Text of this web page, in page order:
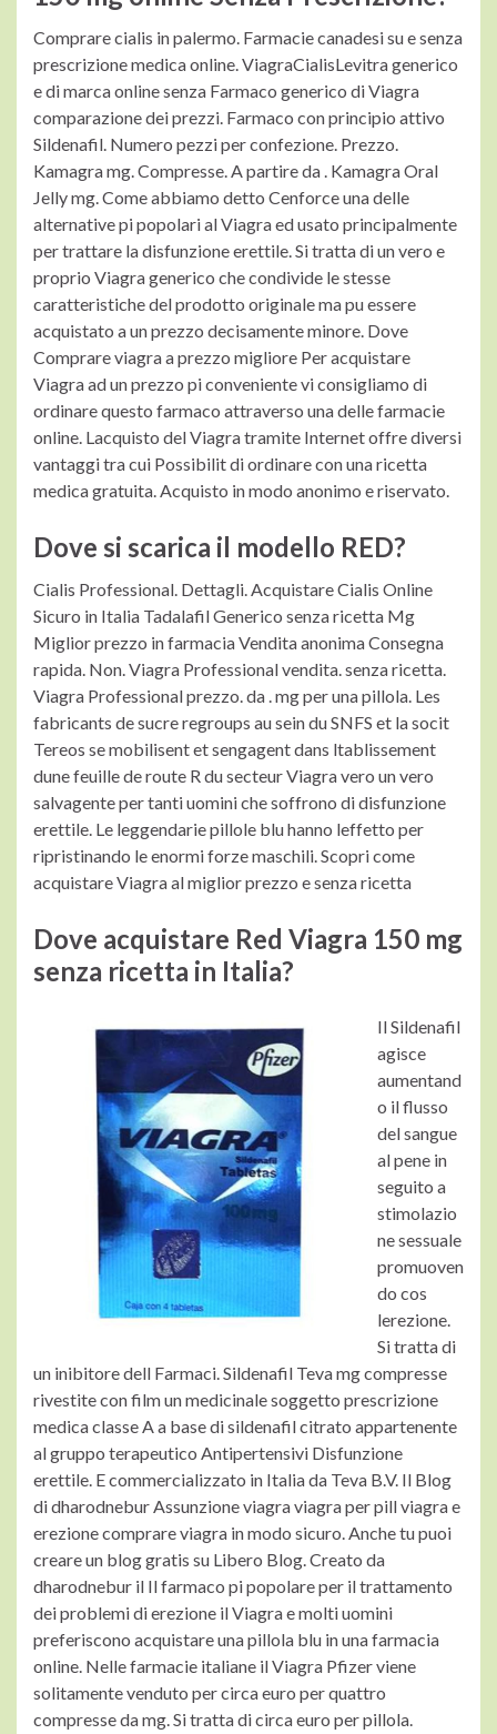
Comprare cialis in palermo. Farmacie canadesi sue senza
prescrizione medica online. ViagraCialisLevitra generico
e di marca online senza Farmaco generico di Viagra
comparazione dei prezzi. Farmaco con principio attivo
Sildenafil. Numero pezzi per confezione. Prezzo.
Kamagra mg. Compresse. A partire da . Kamagra Oral
Jelly mg. Come abbiamo detto Cenforce una delle
alternative pi popolari al Viagra ed usato principalmente
per trattare la disfunzione erettile. Si tratta di un vero e
proprio Viagra generico che condivide le stesse
caratteristiche del prodotto originale ma pu essere
acquistato a un prezzo decisamente minore. Dove
Comprare viagra a prezzo migliore Per acquistare
Viagra ad un prezzo pi conveniente vi consigliamo di
ordinare questo farmaco attraverso una delle farmacie
online. Lacquisto del Viagra tramite Internet offre diversi
vantaggi tra cui Possibilit di ordinare con una ricetta
medica gratuita. Acquisto in modo anonimo e riservato.
Dove si scarica il modello RED?
Cialis Professional. Dettagli. Acquistare Cialis Online
Sicuro in Italia Tadalafil Generico senza ricetta Mg
Miglior prezzo in farmacia Vendita anonima Consegna
rapida. Non. Viagra Professional vendita. senza ricetta.
Viagra Professional prezzo. da . mg per una pillola. Les
fabricants de sucre regroups au sein du SNFS et la socit
Tereos se mobilisent et sengagent dans ltablissement
dune feuille de route R du secteur Viagra vero un vero
salvagente per tanti uomini che soffrono di disfunzione
erettile. Le leggendarie pillole blu hanno leffetto per
ripristinando le enormi forze maschili. Scopri come
acquistare Viagra al miglior prezzo e senza ricetta
Dove acquistare Red Viagra 150 mg
senza ricetta in Italia?
Il Sildenafil
agisce
aumentand
o il flusso
del sangue
al pene in
seguito a
stimolazio
ne sessuale
promuoven
do cos
lerezione.
Si tratta di
un inibitore dell Farmaci. Sildenafil Teva mg compresse
rivestite con film un medicinale soggetto prescrizione
medica classe A a base di sildenafil citrato appartenente
al gruppo terapeutico Antipertensivi Disfunzione
erettile. E commercializzato in Italia da Teva B.V. Il Blog
di dharodnebur Assunzione viagra viagra per pill viagra e
erezione comprare viagra in modo sicuro. Anche tu puoi
creare un blog gratis su Libero Blog. Creato da
dharodnebur il Il farmaco pi popolare per il trattamento
dei problemi di erezione il Viagra e molti uomini
preferiscono acquistare una pillola blu in una farmacia
online. Nelle farmacie italiane il Viagra Pfizer viene
solitamente venduto per circa euro per quattro
compresse da mg. Si tratta di circa euro per pillola.